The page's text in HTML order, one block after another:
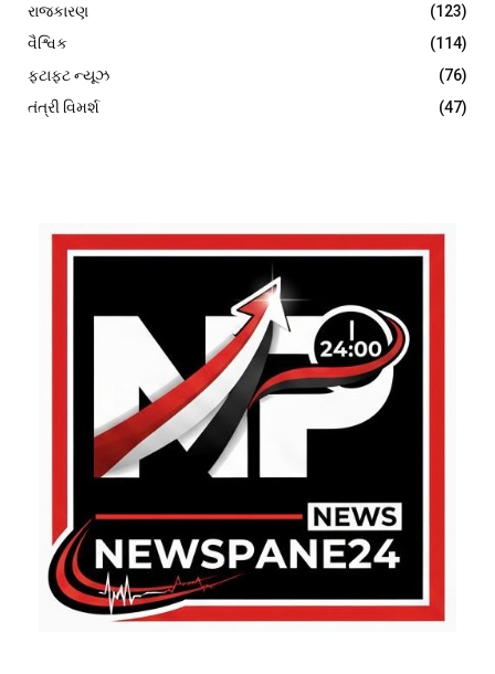
રાજકારણ
(123)
વૈશ્વિક
(114)
ફટાફટ ન્યૂઝ
(76)
તંત્રી વિમર્શ
(47)